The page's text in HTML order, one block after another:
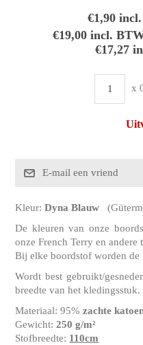
€1,90
€19,00 incl.
€17,27
x
Kleur:Dyna Blauw
De kleuren van onze
onze French Terry en andere
Bij elke boordstof worden de
Wordt best gebruikt/
breedte van het kledingsstuk.
Materiaal: 95%zachte
Gewicht:250 g/m²
Stofbreedte: 110cm